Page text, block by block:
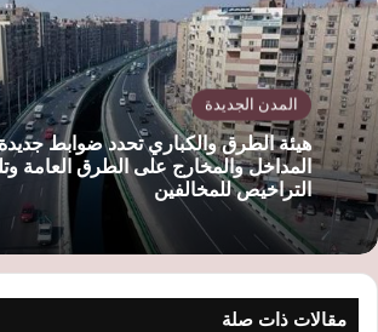
ب
المدن الجديدة
هيئة الطرق والكباري تحدد ضوابط
المداخل والمخارج على الطرق العامة
التراخيص للمخالفين
مقالات ذات صلة